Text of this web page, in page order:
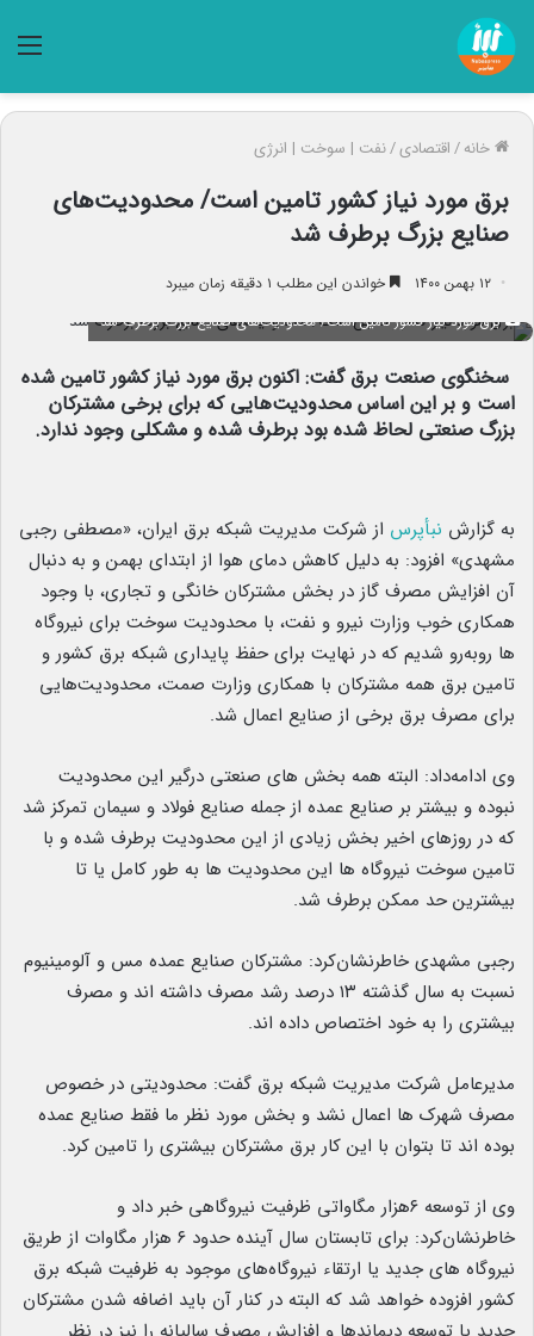
خانه/اقتصادی/نفت | سوخت | انرژی
برق مورد نیاز کشور تامین است/ محدودیت‌های
صنایع بزرگ برطرف شد
۱۲ بهمن ۱۴۰۰ خواندن این مطلب ۱ دقیقه زمان میبرد
برق مورد نیاز کشور تامین است/ محدودیت‌های صنایع بزرگ برطرف شد
سخنگوی صنعت برق گفت: اکنون برق مورد نیاز کشور تامین شده
است و بر این اساس محدودیت‌هایی که برای برخی مشترکان
بزرگ صنعتی لحاظ شده بود برطرف شده و مشکلی وجود ندارد.
به گزارش نبأپرس از شرکت مدیریت شبکه برق ایران، «مصطفی رجبی
مشهدی» افزود: به دلیل کاهش دمای هوا از ابتدای بهمن و به دنبال
آن افزایش مصرف گاز در بخش مشترکان خانگی و تجاری، با وجود
همکاری خوب وزارت نیرو و نفت، با محدودیت سوخت برای نیروگاه
ها روبه‌رو شدیم که در نهایت برای حفظ پایداری شبکه برق کشور و
تامین برق همه مشترکان با همکاری وزارت صمت، محدودیت‌هایی
برای مصرف برق برخی از صنایع اعمال شد.
وی ادامه‌داد: البته همه بخش های صنعتی درگیر این محدودیت
نبوده و بیشتر بر صنایع عمده از جمله صنایع فولاد و سیمان تمرکز شد
که در روزهای اخیر بخش زیادی از این محدودیت برطرف شده و با
تامین سوخت نیروگاه ها این محدودیت ها به طور کامل یا تا
بیشترین حد ممکن برطرف شد.
رجبی مشهدی خاطرنشان‌کرد: مشترکان صنایع عمده مس و آلومینیوم
نسبت به سال گذشته ۱۳ درصد رشد مصرف داشته اند و مصرف
بیشتری را به خود اختصاص داده اند.
مدیرعامل شرکت مدیریت شبکه برق گفت: محدودیتی در خصوص
مصرف شهرک ها اعمال نشد و بخش مورد نظر ما فقط صنایع عمده
بوده اند تا بتوان با این کار برق مشترکان بیشتری را تامین کرد.
وی از توسعه ۶هزار مگاواتی ظرفیت نیروگاهی خبر داد و
خاطرنشان‌کرد: برای تابستان سال آینده حدود ۶ هزار مگاوات از طریق
نیروگاه های جدید یا ارتقاء نیروگاه‌های موجود به ظرفیت شبکه برق
کشور افزوده خواهد شد که البته در کنار آن باید اضافه شدن مشترکان